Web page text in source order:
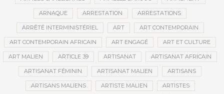
ARNAQUE ARRESTATION ARRESTATIONS
ARRÊTÉ INTERMINISTÉRIEL ART ART CONTEMPORAIN
ART CONTEMPORAIN AFRICAIN ART ENGAGÉ ART ET CULTURE
ART MALIEN ARTICLE 39 ARTISANAT ARTISANAT AFRICAIN
ARTISANAT FÉMININ ARTISANAT MALIEN ARTISANS
ARTISANS MALIENS ARTISTE MALIEN ARTISTES